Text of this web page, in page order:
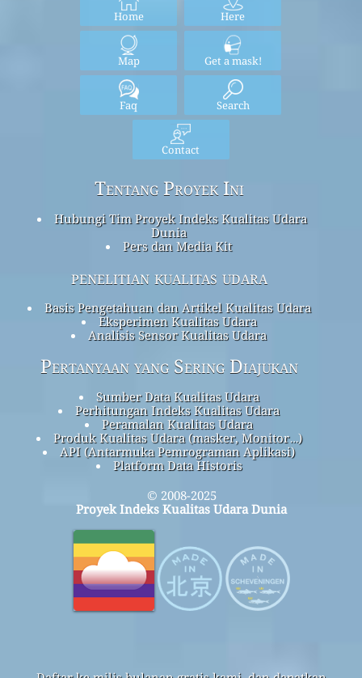
Home Here
Map Get a mask!
Faq Search
Contact
Tentang Proyek Ini
Hubungi Tim Proyek Indeks Kualitas Udara
Dunia
Pers dan Media Kit
penelitian kualitas udara
Basis Pengetahuan dan Artikel Kualitas Udara
Eksperimen Kualitas Udara
Analisis Sensor Kualitas Udara
Pertanyaan yang Sering Diajukan
Sumber Data Kualitas Udara
Perhitungan Indeks Kualitas Udara
Peramalan Kualitas Udara
Produk Kualitas Udara (masker, Monitor…)
API (Antarmuka Pemrograman Aplikasi)
Platform Data Historis
© 2008-2025
Proyek Indeks Kualitas Udara Dunia